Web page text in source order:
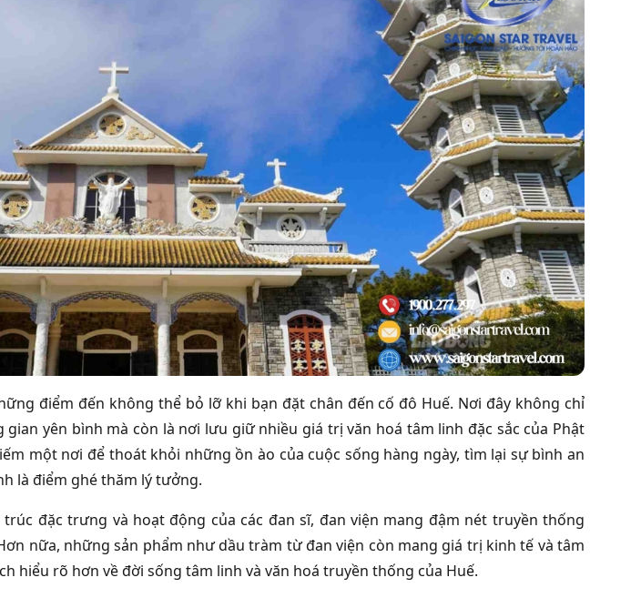
điểm đến không thể bỏ lỡ khi bạn đặt chân đến cố đô Huế. Nơi đây không chỉ
yên bình mà còn là nơi lưu giữ nhiều giá trị văn hoá tâm linh đặc sắc của Phật
một nơi để thoát khỏi những ồn ào của cuộc sống hàng ngày, tìm lại sự bình an
là điểm ghé thăm lý tưởng.
đặc trưng và hoạt động của các đan sĩ, đan viện mang đậm nét truyền thống
nữa, những sản phẩm như dầu tràm từ đan viện còn mang giá trị kinh tế và tâm
hiểu rõ hơn về đời sống tâm linh và văn hoá truyền thống của Huế.